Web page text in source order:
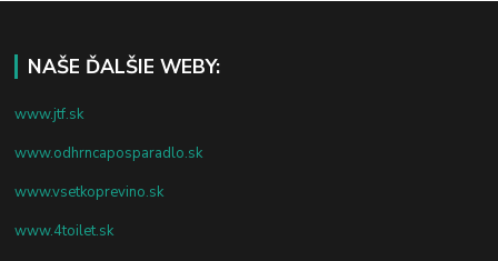
NAŠE ĎALŠIE WEBY:
www.jtf.sk
www.odhrncaposparadlo.sk
www.vsetkoprevino.sk
www.4toilet.sk